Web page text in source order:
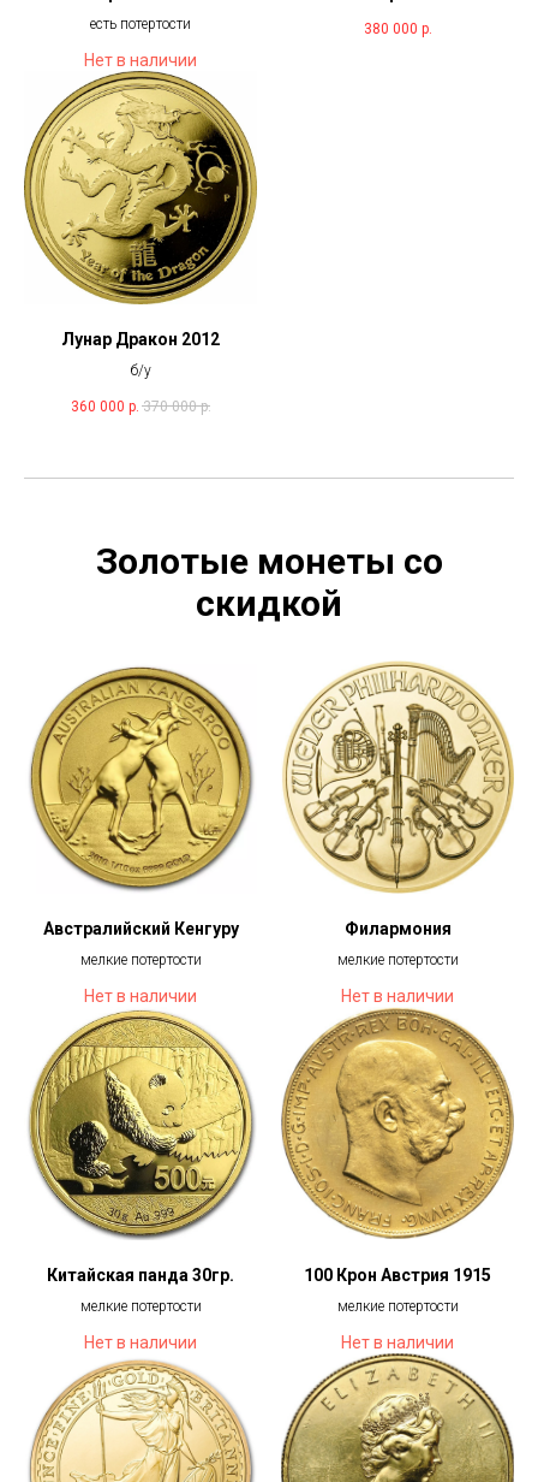
есть потертости
Нет в наличии
380 000 р.
Лунар Дракон 2012
б/у
360 000 р. 370 000 р.
Золотые монеты со
скидкой
Австралийский Кенгуру
мелкие потертости
Нет в наличии
Филармония
мелкие потертости
Нет в наличии
Китайская панда 30гр.
мелкие потертости
Нет в наличии
100 Крон Австрия 1915
мелкие потертости
Нет в наличии